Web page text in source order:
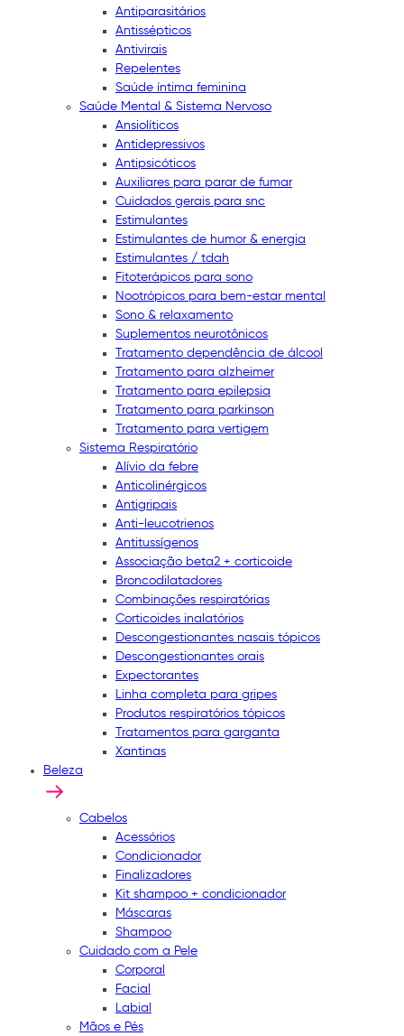
Antiparasitários
Antissépticos
Antivirais
Repelentes
Saúde íntima feminina
Saúde Mental & Sistema Nervoso
Ansiolíticos
Antidepressivos
Antipsicóticos
Auxiliares para parar de fumar
Cuidados gerais para snc
Estimulantes
Estimulantes de humor & energia
Estimulantes / tdah
Fitoterápicos para sono
Nootrópicos para bem-estar mental
Sono & relaxamento
Suplementos neurotônicos
Tratamento dependência de álcool
Tratamento para alzheimer
Tratamento para epilepsia
Tratamento para parkinson
Tratamento para vertigem
Sistema Respiratório
Alívio da febre
Anticolinérgicos
Antigripais
Anti-leucotrienos
Antitussígenos
Associação beta2 + corticoide
Broncodilatadores
Combinações respiratórias
Corticoides inalatórios
Descongestionantes nasais tópicos
Descongestionantes orais
Expectorantes
Linha completa para gripes
Produtos respiratórios tópicos
Tratamentos para garganta
Xantinas
Beleza
Cabelos
Acessórios
Condicionador
Finalizadores
Kit shampoo + condicionador
Máscaras
Shampoo
Cuidado com a Pele
Corporal
Facial
Labial
Mãos e Pés